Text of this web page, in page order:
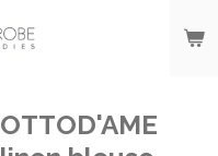
OTTOD'AME